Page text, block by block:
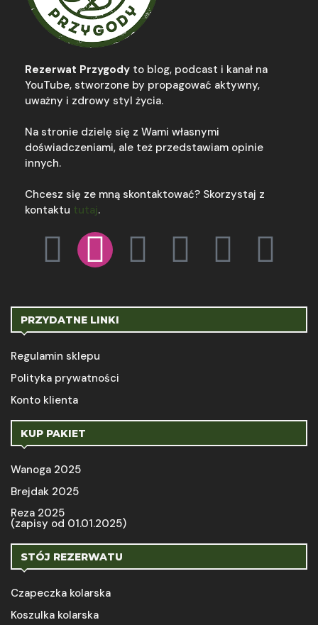
Rezerwat Przygody to blog, podcast i kanał na
YouTube, stworzone by propagować aktywny,
uważny i zdrowy styl życia.
Na stronie dzielę się z Wami własnymi
doświadczeniami, ale też przedstawiam opinie
innych.
Chcesz się ze mną skontaktować? Skorzystaj z
kontaktu tutaj.
PRZYDATNE LINKI
Regulamin sklepu
Polityka prywatności
Konto klienta
KUP PAKIET
Wanoga 2025
Brejdak 2025
Reza 2025
(zapisy od 01.01.2025)
STÓJ REZERWATU
Czapeczka kolarska
Koszulka kolarska